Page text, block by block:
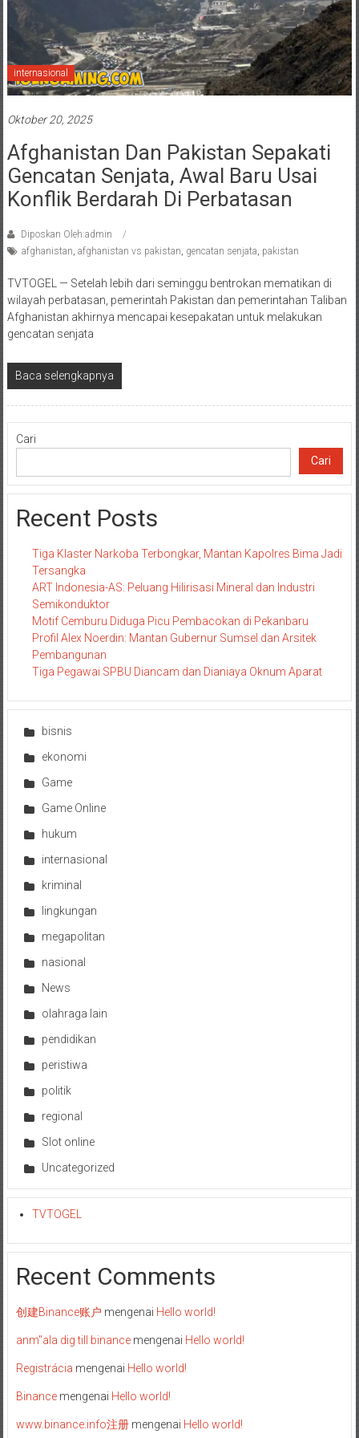
internasional
Oktober 20, 2025
Afghanistan Dan Pakistan Sepakati
Gencatan Senjata, Awal Baru Usai
Konflik Berdarah Di Perbatasan
Diposkan Oleh:admin
afghanistan, afghanistan vs pakistan, gencatan senjata, pakistan
TVTOGEL — Setelah lebih dari seminggu bentrokan mematikan di
wilayah perbatasan, pemerintah Pakistan dan pemerintahan Taliban
Afghanistan akhirnya mencapai kesepakatan untuk melakukan
gencatan senjata
Baca selengkapnya
Cari
Cari
Recent Posts
Tiga Klaster Narkoba Terbongkar, Mantan Kapolres Bima Jadi
Tersangka
ART Indonesia-AS: Peluang Hilirisasi Mineral dan Industri
Semikonduktor
Motif Cemburu Diduga Picu Pembacokan di Pekanbaru
Profil Alex Noerdin: Mantan Gubernur Sumsel dan Arsitek
Pembangunan
Tiga Pegawai SPBU Diancam dan Dianiaya Oknum Aparat
bisnis
ekonomi
Game
Game Online
hukum
internasional
kriminal
lingkungan
megapolitan
nasional
News
olahraga lain
pendidikan
peristiwa
politik
regional
Slot online
Uncategorized
TVTOGEL
Recent Comments
创建Binance账户 mengenai Hello world!
anm"ala dig till binancemengenai Hello world!
Registrácia mengenai Hello world!
Binancemengenai Hello world!
www.binance.info注册mengenai Hello world!